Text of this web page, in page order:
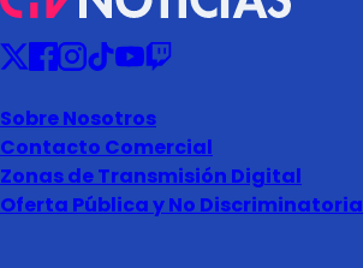
Sobre Nosotros
Contacto Comercial
Zonas de Transmisión Digital
Oferta Pública y No Discriminatoria